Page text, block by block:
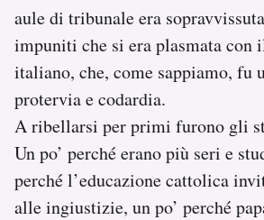
aule di tribunale era
impuniti che si era plasmata con
italiano, che, come sappiamo, fu
protervia e codardia.
A ribellarsi per primi furono gli
Un po’ perché erano più seri e
perché l’educazione cattolica
alle ingiustizie, un po’ perché